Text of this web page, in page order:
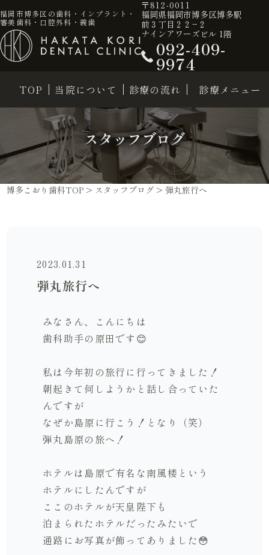
福岡市博多区の歯科・インプラント・
審美歯科・口腔外科・義歯
〒812-0011
福岡県福岡市博多区博多駅
前３丁目２２−２
ナインアワーズビル 1階
092-409-
9974
TOP 当院について 診療の流れ 診療メニュー
スタッフブログ
博多こおり歯科TOP > スタッフブログ > 弾丸旅行へ
2023.01.31
弾丸旅行へ
みなさん、こんにちは
歯科助手の原田です 😊
私は今年初の旅行に行ってきました！
朝起きて何しようかと話し合っていた
んですが
なぜか島原に行こう！となり（笑）
弾丸島原の旅へ！
ホテルは島原で有名な南風楼という
ホテルにしたんですが
ここのホテルが天皇陛下も
泊まられたホテルだったみたいで
通路にお写真が飾ってありました😳